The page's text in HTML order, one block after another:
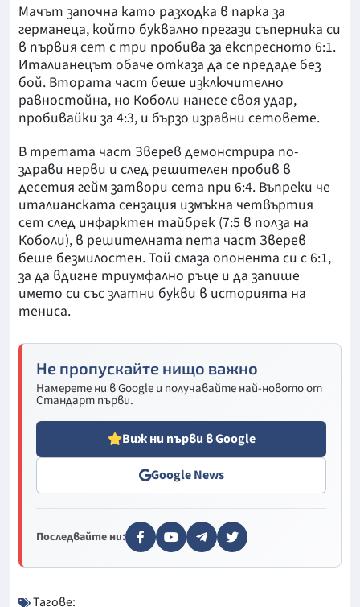
Мачът започна като разходка в парка за
германеца, който буквално прегази съперника си
в първия сет с три пробива за експресното 6:1.
Италианецът обаче отказа да се предаде без
бой. Втората част беше изключително
равностойна, но Коболи нанесе своя удар,
пробивайки за 4:3, и бързо изравни сетовете.
В третата част Зверев демонстрира по-
здрави нерви и след решителен пробив в
десетия гейм затвори сета при 6:4. Въпреки че
италианската сензация измъкна четвъртия
сет след инфарктен тайбрек (7:5 в полза на
Коболи), в решителната пета част Зверев
беше безмилостен. Той смаза опонента си с 6:1,
за да вдигне триумфално ръце и да запише
името си със златни букви в историята на
тениса.
Не пропускайте нищо важно
Намерете ни в Google и получавайте най-новото от
Стандарт първи.
Виж ни първи в Google
Google News
Последвайте ни:
Тагове: